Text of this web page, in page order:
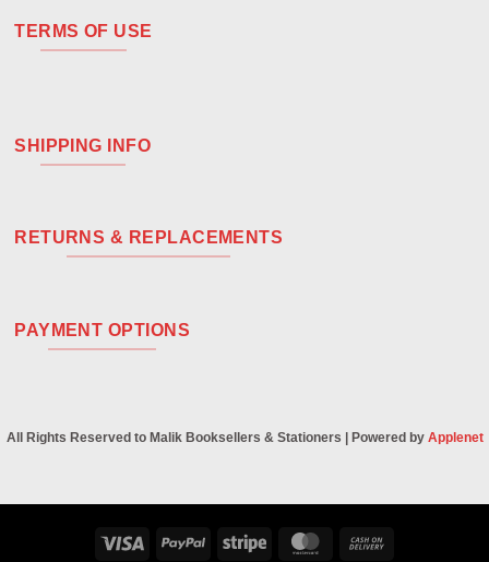
TERMS OF USE
SHIPPING INFO
RETURNS & REPLACEMENTS
PAYMENT OPTIONS
All Rights Reserved to Malik Booksellers & Stationers | Powered by Applenet
Visa PayPal Stripe MasterCard